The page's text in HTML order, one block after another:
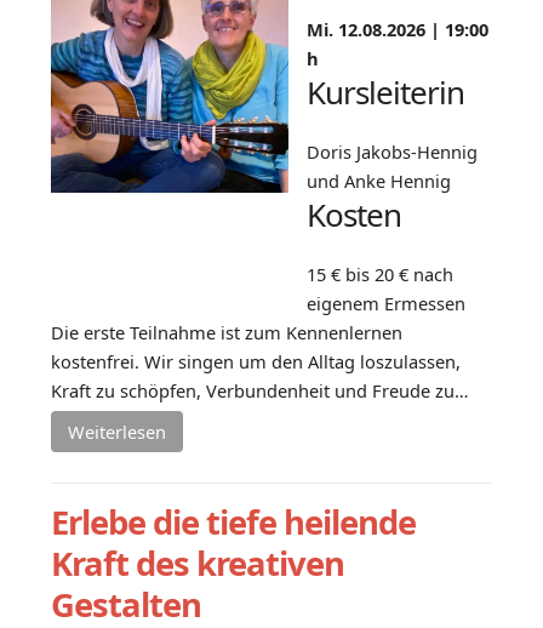
Mi. 12.08.2026 | 19:00
h
Kursleiterin
Doris Jakobs-Hennig
und Anke Hennig
Kosten
15 € bis 20 € nach
eigenem Ermessen
Die erste Teilnahme ist zum Kennenlernen
kostenfrei. Wir singen um den Alltag loszulassen,
Kraft zu schöpfen, Verbundenheit und Freude zu…
Weiterlesen
Erlebe die tiefe heilende
Kraft des kreativen
Gestalten